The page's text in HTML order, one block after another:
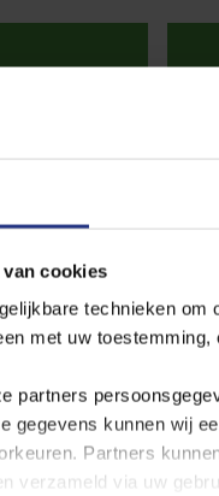
cookies
technieken
met uw
partners
gegevens kunnen wij
Partners
verzameld via uw
Neutraal
7. Onder de 7,
de norm voor
Open dan de pdf
bijgewerkt. U kunt